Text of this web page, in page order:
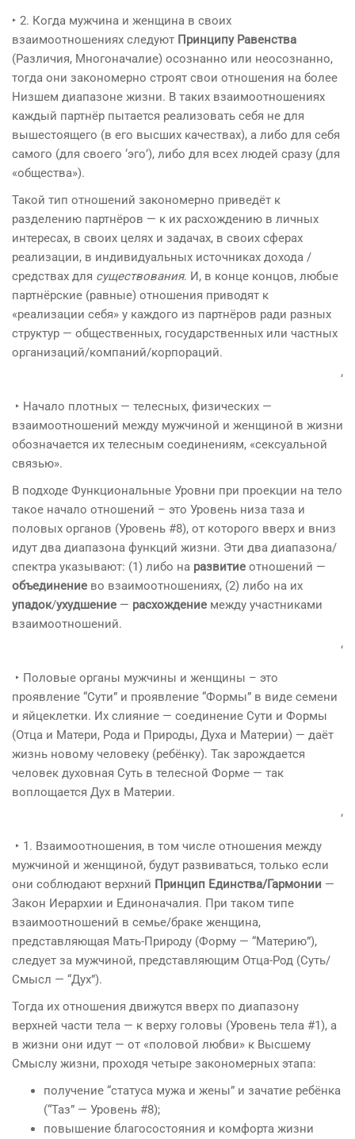
‣ 2. Когда мужчина и женщина в своих
взаимоотношениях следуют Принципу Равенства
(Различия, Многоначалие) осознанно или неосознанно,
тогда они закономерно строят свои отношения на более
Низшем диапазоне жизни. В таких взаимоотношениях
каждый партнёр пытается реализовать себя не для
вышестоящего (в его высших качествах), а либо для себя
самого (для своего ‘эго’), либо для всех людей сразу (для
«общества»).
Такой тип отношений закономерно приведёт к
разделению партнёров — к их расхождению в личных
интересах, в своих целях и задачах, в своих сферах
реализации, в индивидуальных источниках дохода /
средствах для существования. И, в конце концов, любые
партнёрские (равные) отношения приводят к
«реализации себя» у каждого из партнёров ради разных
структур — общественных, государственных или частных
организаций/компаний/корпораций.
‘
‣ Начало плотных — телесных, физических —
взаимоотношений между мужчиной и женщиной в жизни
обозначается их телесным соединениям, «сексуальной
связью».
В подходе Функциональные Уровни при проекции на тело
такое начало отношений – это Уровень низа таза и
половых органов (Уровень #8), от которого вверх и вниз
идут два диапазона функций жизни. Эти два диапазона/
спектра указывают: (1) либо на развитие отношений —
объединение во взаимоотношениях, (2) либо на их
упадок/ухудшение — расхождение между участниками
взаимоотношений.
‘
‣ Половые органы мужчины и женщины – это
проявление “Сути” и проявление “Формы” в виде семени
и яйцеклетки. Их слияние — соединение Сути и Формы
(Отца и Матери, Рода и Природы, Духа и Материи) — даёт
жизнь новому человеку (ребёнку). Так зарождается
человек духовная Суть в телесной Форме — так
воплощается Дух в Материи.
‘
‣ 1. Взаимоотношения, в том числе отношения между
мужчиной и женщиной, будут развиваться, только если
они соблюдают верхний Принцип Единства/Гармонии —
Закон Иерархии и Единоначалия. При таком типе
взаимоотношений в семье/браке женщина,
представляющая Мать-Природу (Форму — “Материю”),
следует за мужчиной, представляющим Отца-Род (Суть/
Смысл — “Дух”).
Тогда их отношения движутся вверх по диапазону
верхней части тела — к верху головы (Уровень тела #1), а
в жизни они идут — от «половой любви» к Высшему
Смыслу жизни, проходя четыре закономерных этапа:
получение “статуса мужа и жены” и зачатие ребёнка
(“Таз” — Уровень #8);
повышение благосостояния и комфорта жизни